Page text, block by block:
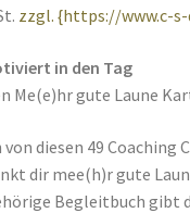
zzgl. {https://www.c-
in den Tag
Me(e)hr gute Laune
von diesen 49
dir mee(h)r gute
Begleitbuch gibt